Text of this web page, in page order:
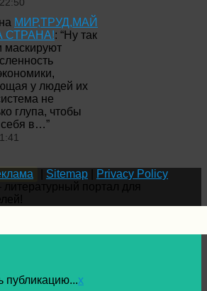
на МИР,ТРУД,МАЙ
СТРАНА!: “Ну так
маскируют
у людей их
не
глупа, чтобы
себя в…”
Sitemap
Privacy Policy
публикацию...x